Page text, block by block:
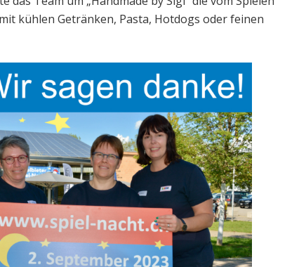
kühlen Getränken, Pasta, Hotdogs oder feinen